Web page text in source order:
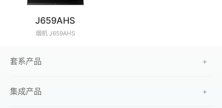
J659AHS
烟机 J659AHS
套系产品 +
集成产品 +